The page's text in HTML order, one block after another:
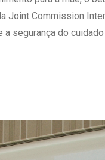
Commission
segurança do